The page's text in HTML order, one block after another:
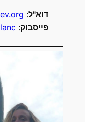
דוא"ל:
פייסבוק: